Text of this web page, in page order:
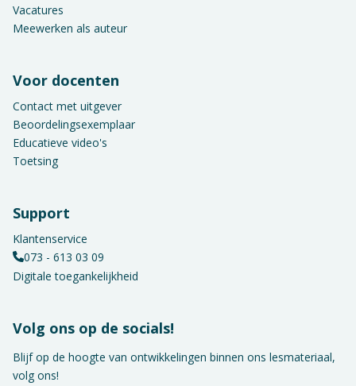
Vacatures
Meewerken als auteur
Voor docenten
Contact met uitgever
Beoordelingsexemplaar
Educatieve video's
Toetsing
Support
Klantenservice
073 - 613 03 09
Digitale toegankelijkheid
Volg ons op de socials!
Blijf op de hoogte van ontwikkelingen binnen ons lesmateriaal,
volg ons!